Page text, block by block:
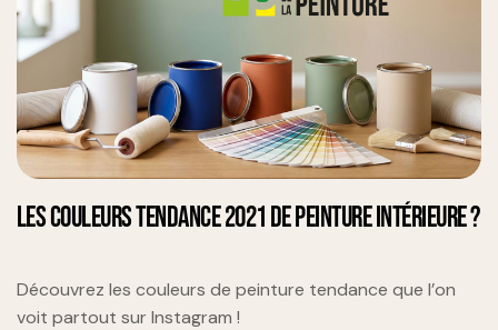
LES COULEURS TENDANCE 2021 DE PEINTURE INTÉRIEURE ?
Découvrez les couleurs de peinture tendance que l’on
voit partout sur Instagram !